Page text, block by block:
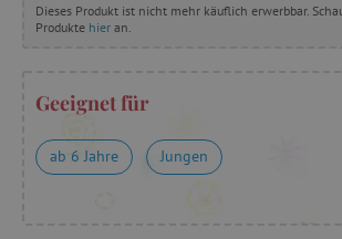
Dieses Produkt ist nicht mehr käuflich erwerbbar.
Produkte hier an.
Geeignet für
ab 6 Jahre Jungen